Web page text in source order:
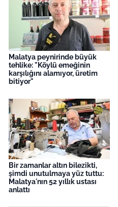
Malatya peynirinde büyük
tehlike: "Köylü emeğinin
karşılığını alamıyor, üretim
bitiyor"
Bir zamanlar altın bilezikti,
şimdi unutulmaya yüz tuttu:
Malatya'nın 52 yıllık ustası
anlattı